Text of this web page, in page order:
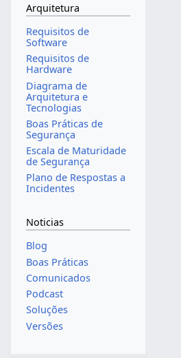
Arquitetura
Requisitos de
Software
Requisitos de
Hardware
Diagrama de
Arquitetura e
Tecnologias
Boas Práticas de
Segurança
Escala de Maturidade
de Segurança
Plano de Respostas a
Incidentes
Noticias
Blog
Boas Práticas
Comunicados
Podcast
Soluções
Versões